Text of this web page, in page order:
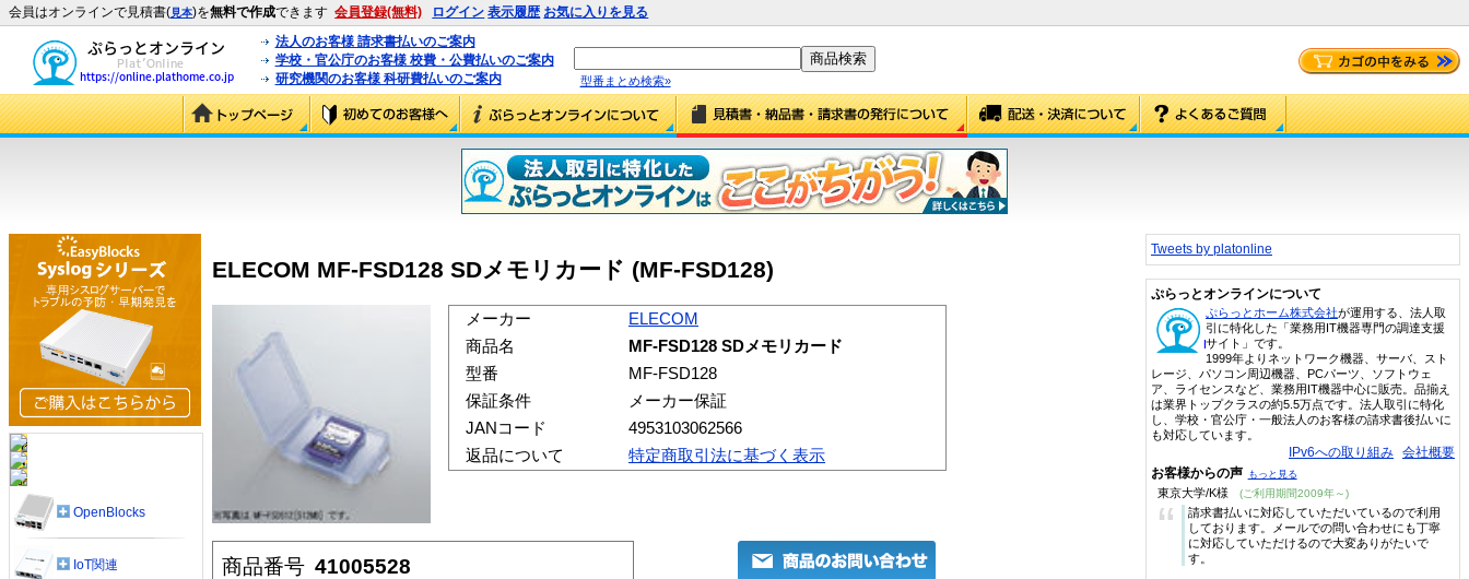
会員はオンラインで見積書(見本)を無料で作成できます 会員登録(無料) ログイン 表示履歴 お気に入りを見る
法人のお客様 請求書払いのご案内
学校・官公庁のお客様 校費・公費払いのご案内
研究機関のお客様 科研費払いのご案内
型番まとめ検索»
ELECOM MF-FSD128 SDメモリカード (MF-FSD128)
メーカー
ELECOM
商品名
MF-FSD128 SDメモリカード
型番
MF-FSD128
保証条件
メーカー保証
JANコード
4953103062566
返品について
特定商取引法に基づく表示
商品番号 41005528
OpenBlocks
IoT関連
Tweets by platonline
ぷらっとオンラインについて
ぷらっとホーム株式会社が運用する、法人取
引に特化した「業務用IT機器専門の調達支援
サイト」です。
1999年よりネットワーク機器、サーバ、スト
レージ、パソコン周辺機器、PCパーツ、ソフトウェ
ア、ライセンスなど、業務用IT機器中心に販売。品揃え
は業界トップクラスの約5.5万点です。法人取引に特化
し、学校・官公庁・一般法人のお客様の請求書後払いに
も対応しています。
IPv6への取り組み 会社概要
お客様からの声 もっと見る
東京大学/K様 (ご利用期間2009年～)
“
請求書払いに対応していただいているので利用
しております。メールでの問い合わせにも丁寧
に対応していただけるので大変ありがたいで
す。